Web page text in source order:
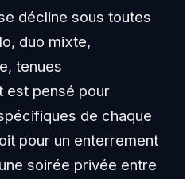
décline sous toutes
duo mixte,
tenues
est pensé pour
de chaque
pour un enterrement
soirée privée entre